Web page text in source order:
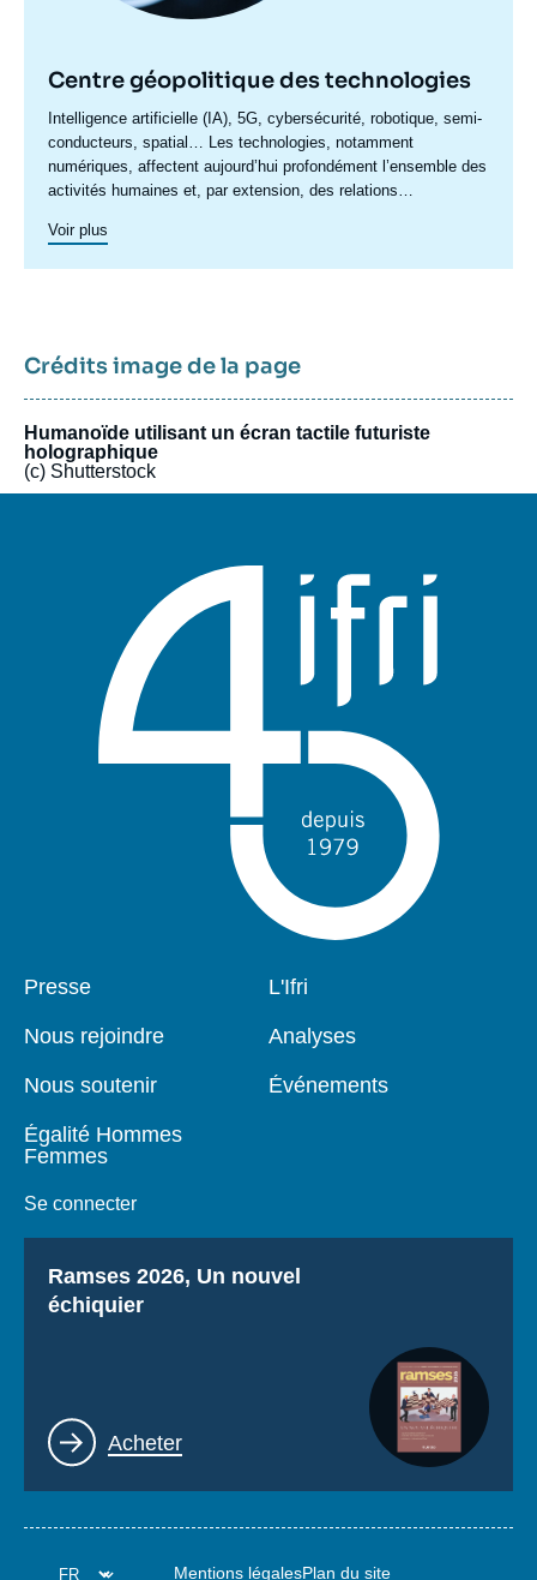
Centre géopolitique des technologies
Accroche
centre
Intelligence artificielle (IA), 5G, cybersécurité, robotique, semi-
conducteurs, spatial… Les technologies, notamment
numériques, affectent aujourd’hui profondément l’ensemble des
activités humaines et, par extension, des relations
économiques et sociaux qui en découlent se manifestent à des
lancé en 2020 le Centre géopolitique des technologies,
proposant une approche résolument européenne des enjeux
internationaux liés aux technologies dites critiques.
Voir plus
Crédits image de la page
Humanoïde utilisant un écran tactile futuriste
holographique
(c) Shutterstock
Pied
Presse
Nous rejoindre
Nous soutenir
Égalité Hommes
Femmes
Se connecter
Navigation
L'Ifri
Analyses
Événements
Titre
Ramses 2026, Un nouvel
échiquier
Lien
Acheter
Mentions légalesPlan du site